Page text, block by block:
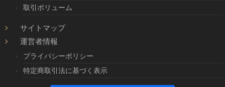
取引ボリューム
サイトマップ
運営者情報
プライバシーポリシー
特定商取引法に基づく表示